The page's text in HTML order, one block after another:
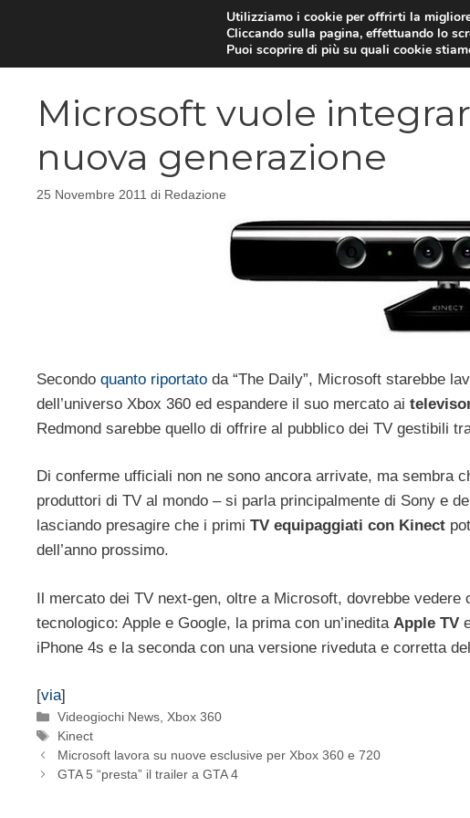
Microsoft vuole
nuova generazione
25 Novembre 2011 di Redazione
Secondo quanto riportato da “The Daily”, Microsoft starebbe
dell’universo Xbox 360 ed espandere il suo mercato ai
Redmond sarebbe quello di offrire al pubblico dei TV gestibili
Di conferme ufficiali non ne sono ancora arrivate, ma sembra
produttori di TV al mondo – si parla principalmente di Sony e
lasciando presagire che i primi TV equipaggiati con Kinect
dell’anno prossimo.
Il mercato dei TV next-gen, oltre a Microsoft, dovrebbe
tecnologico: Apple e Google, la prima con un’inedita Apple TV
iPhone 4s e la seconda con una versione riveduta e corretta
[via]
Categorie
Videogiochi News,Xbox 360
Tag
Kinect
Microsoft lavora su nuove esclusive per Xbox 360 e 720
GTA 5 “presta” il trailer a GTA 4
Utilizziamo i cookie per offrirti la
Cliccando sulla pagina, effettuando lo
Puoi scoprire di più su quali cookie